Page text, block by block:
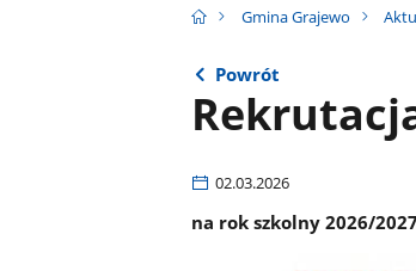
Gmina Grajewo
Powrót
02.03.2026
na rok szkolny 2026/2027